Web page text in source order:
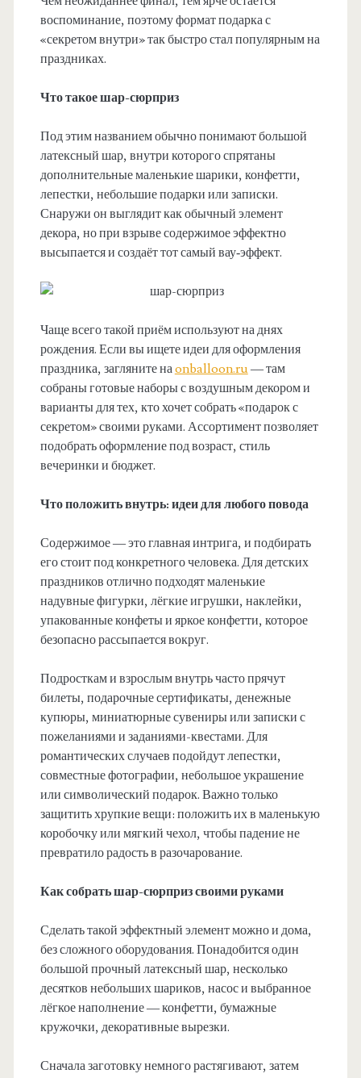
воспоминание, поэтому формат подарка с
«секретом внутри» так быстро стал популярным на
праздниках.
Что такое шар-сюрприз
Под этим названием обычно понимают большой
латексный шар, внутри которого спрятаны
дополнительные маленькие шарики, конфетти,
лепестки, небольшие подарки или записки.
Снаружи он выглядит как обычный элемент
декора, но при взрыве содержимое эффектно
высыпается и создаёт тот самый вау‑эффект.
Чаще всего такой приём используют на днях
рождения. Если вы ищете идеи для оформления
праздника, загляните наonballoon.ru— там
собраны готовые наборы с воздушным декором и
варианты для тех, кто хочет собрать «подарок с
секретом» своими руками. Ассортимент позволяет
подобрать оформление под возраст, стиль
вечеринки и бюджет.
Что положить внутрь: идеи для любого повода
Содержимое — это главная интрига, и подбирать
его стоит под конкретного человека. Для детских
праздников отлично подходят маленькие
надувные фигурки, лёгкие игрушки, наклейки,
упакованные конфеты и яркое конфетти, которое
безопасно рассыпается вокруг.
Подросткам и взрослым внутрь часто прячут
билеты, подарочные сертификаты, денежные
купюры, миниатюрные сувениры или записки с
пожеланиями и заданиями-квестами. Для
романтических случаев подойдут лепестки,
совместные фотографии, небольшое украшение
или символический подарок. Важно только
защитить хрупкие вещи: положить их в маленькую
коробочку или мягкий чехол, чтобы падение не
превратило радость в разочарование.
Как собрать шар-сюрприз своими руками
Сделать такой эффектный элемент можно и дома,
без сложного оборудования. Понадобится один
большой прочный латексный шар, несколько
десятков небольших шариков, насос и выбранное
лёгкое наполнение — конфетти, бумажные
кружочки, декоративные вырезки.
Сначала заготовку немного растягивают, затем